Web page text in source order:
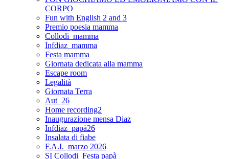
CORPO
Fun with English 2 and 3
Premio poesia mamma
Collodi_mamma
Infdiaz_mamma
Festa mamma
Giornata dedicata alla mamma
Escape room
Legalità
Giornata Terra
Aut_26
Home recording2
Inaugurazione mensa Diaz
Infdiaz_papà26
Insalata di fiabe
F.A.I._marzo 2026
SI Collodi_Festa papà